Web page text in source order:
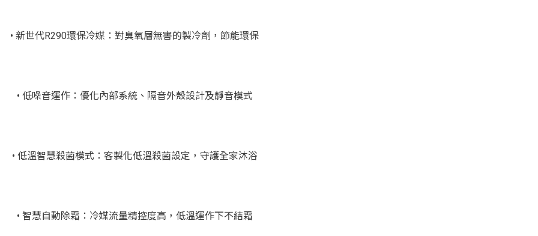
• 新世代R290環保冷媒：對臭氧層無害的製冷劑，節能環保
• 低噪音運作：優化內部系統、隔音外殼設計及靜音模式
• 低溫智慧殺菌模式：客製化低溫殺菌設定，守護全家沐浴
• 智慧自動除霜：冷媒流量精控度高，低溫運作下不結霜